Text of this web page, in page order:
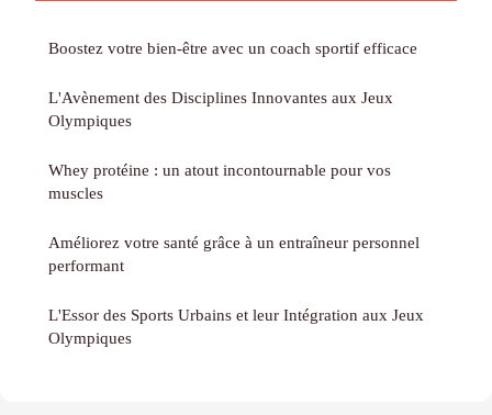
Boostez votre bien-être avec un coach sportif efficace
L'Avènement des Disciplines Innovantes aux Jeux
Olympiques
Whey protéine : un atout incontournable pour vos
muscles
Améliorez votre santé grâce à un entraîneur personnel
performant
L'Essor des Sports Urbains et leur Intégration aux Jeux
Olympiques